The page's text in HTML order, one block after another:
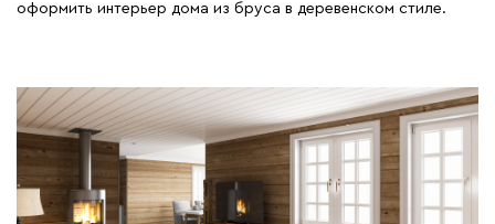
оформить интерьер дома из бруса в деревенском стиле.